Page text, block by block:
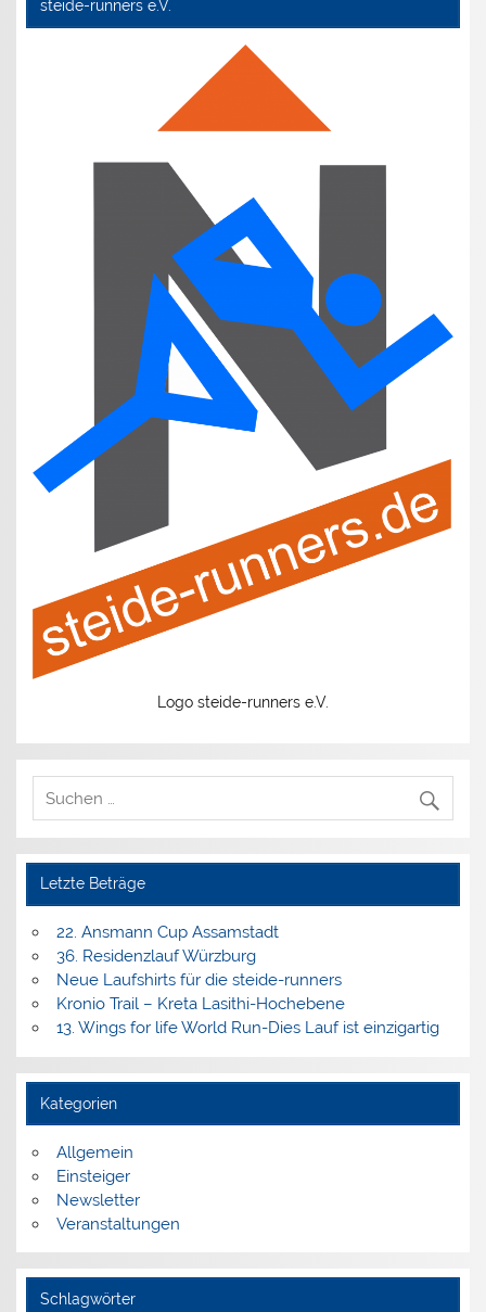
steide-runners e.V.
Logo steide-runners e.V.
Letzte Beträge
22. Ansmann Cup Assamstadt
36. Residenzlauf Würzburg
Neue Laufshirts für die steide-runners
Kronio Trail – Kreta Lasithi-Hochebene
13. Wings for life World Run-Dies Lauf ist einzigartig
Kategorien
Allgemein
Einsteiger
Newsletter
Veranstaltungen
Schlagwörter